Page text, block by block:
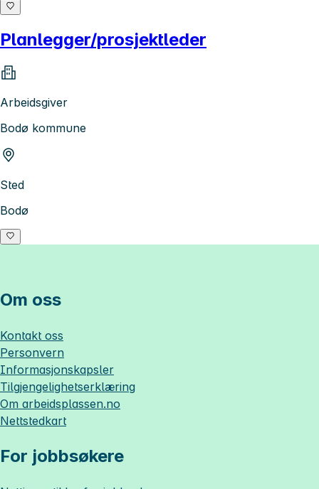
Planlegger/prosjektleder
Arbeidsgiver
Bodø kommune
Sted
Bodø
Om oss
Kontakt oss
Personvern
Informasjonskapsler
Tilgjengelighetserklæring
Om arbeidsplassen.no
Nettstedkart
For jobbsøkere